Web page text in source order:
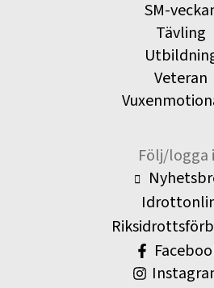
SM-
Tävling
Veteran
Följ/logga